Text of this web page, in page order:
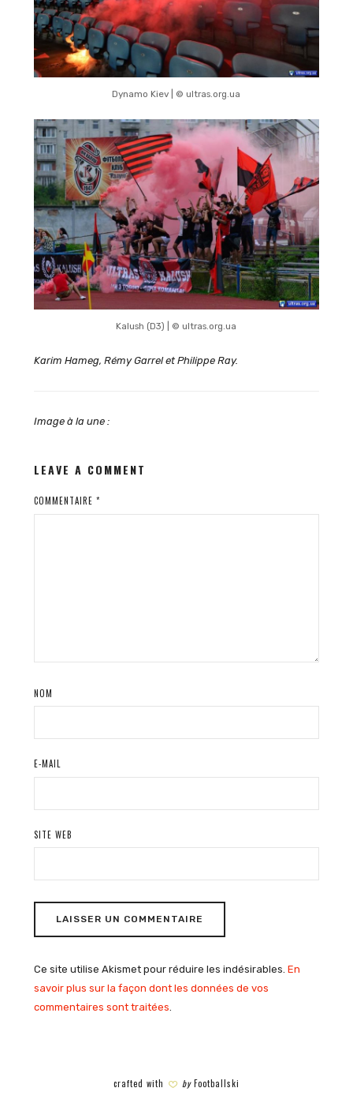
Dynamo Kiev | © ultras.org.ua
Kalush (D3) | © ultras.org.ua
Karim Hameg, Rémy Garrel et Philippe Ray.
Image à la une :
LEAVE A COMMENT
COMMENTAIRE *
NOM
E-MAIL
SITE WEB
Ce site utilise Akismet pour réduire les indésirables. En
savoir plus sur la façon dont les données de vos
commentaires sont traitées.
crafted with byFootballski